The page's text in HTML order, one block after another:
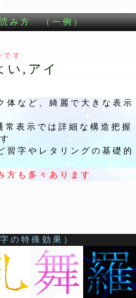
読み方 （一例）
す
い,アイ
体など、綺麗で大きな表示
表示では詳細な構造把握
字やレタリングの基礎的
方も多々あります
の特殊効果）